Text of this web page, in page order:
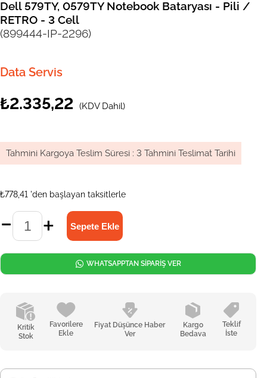
Dell 579TY, 0579TY Notebook Bataryası - Pili /
RETRO - 3 Cell
(899444-IP-2296)
Data Servis
₺2.335,22 (KDV Dahil)
Tahmini Kargoya Teslim Süresi : 3 Tahmini Teslimat Tarihi
₺778,41 'den başlayan taksitlerle
Kritik
Stok
Favorilere
Ekle
Fiyat Düşünce Haber
Ver
Kargo
Bedava
Teklif
İste
WHATSAPPTAN SİPARİŞ VER